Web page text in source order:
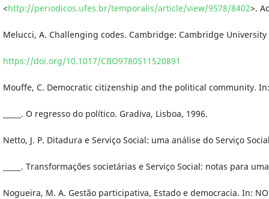
<http://periodicos.ufes.br/temporalis/article/view/9578/8402>.
Melucci, A. Challenging codes. Cambridge: Cambridge University
https://doi.org/10.1017/CBO9780511520891
Mouffe, C. Democratic citizenship and the political community.
_____. O regresso do político. Gradiva, Lisboa, 1996.
Netto, J. P. Ditadura e Serviço Social: uma análise do Serviço
_____. Transformações societárias e Serviço Social: notas para
Nogueira, M. A. Gestão participativa, Estado e democracia. In: